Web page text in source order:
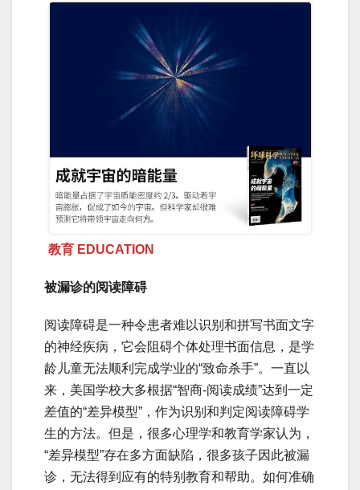
教育 EDUCATION
被漏诊的阅读障碍
阅读障碍是一种令患者难以识别和拼写书面文字
的神经疾病，它会阻碍个体处理书面信息，是学
龄儿童无法顺利完成学业的“致命杀手”。一直以
来，美国学校大多根据“智商-阅读成绩”达到一定
差值的“差异模型”，作为识别和判定阅读障碍学
生的方法。但是，很多心理学和教育学家认为，
“差异模型”存在多方面缺陷，很多孩子因此被漏
诊，无法得到应有的特别教育和帮助。如何准确